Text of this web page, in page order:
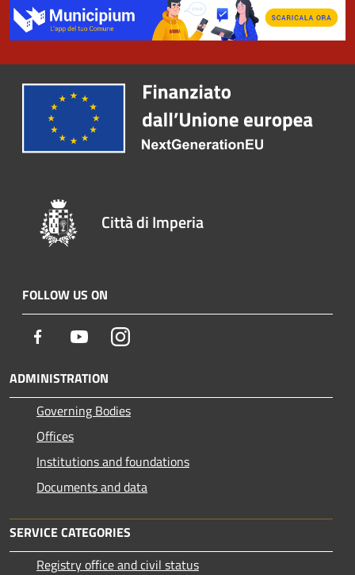
Città di Imperia
FOLLOW US ON
Facebook YoutubeInstagram
ADMINISTRATION
Governing Bodies
Offices
Institutions and foundations
Documents and data
SERVICE CATEGORIES
Registry office and civil status